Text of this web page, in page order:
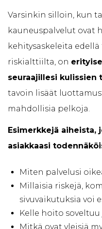
Varsinkin silloin, kun
kauneuspalvelut ovat
kehitysaskeleita
riskialttiilta, on
seuraajillesi kulissien
tavoin lisäät
mahdollisia pelkoja.
Esimerkkejä
asiakkaasi
Miten palvelusi
Millaisia riskejä,
sivuvaikutuksia voi
Kelle hoito soveltuu
Mitkä ovat yleisiä